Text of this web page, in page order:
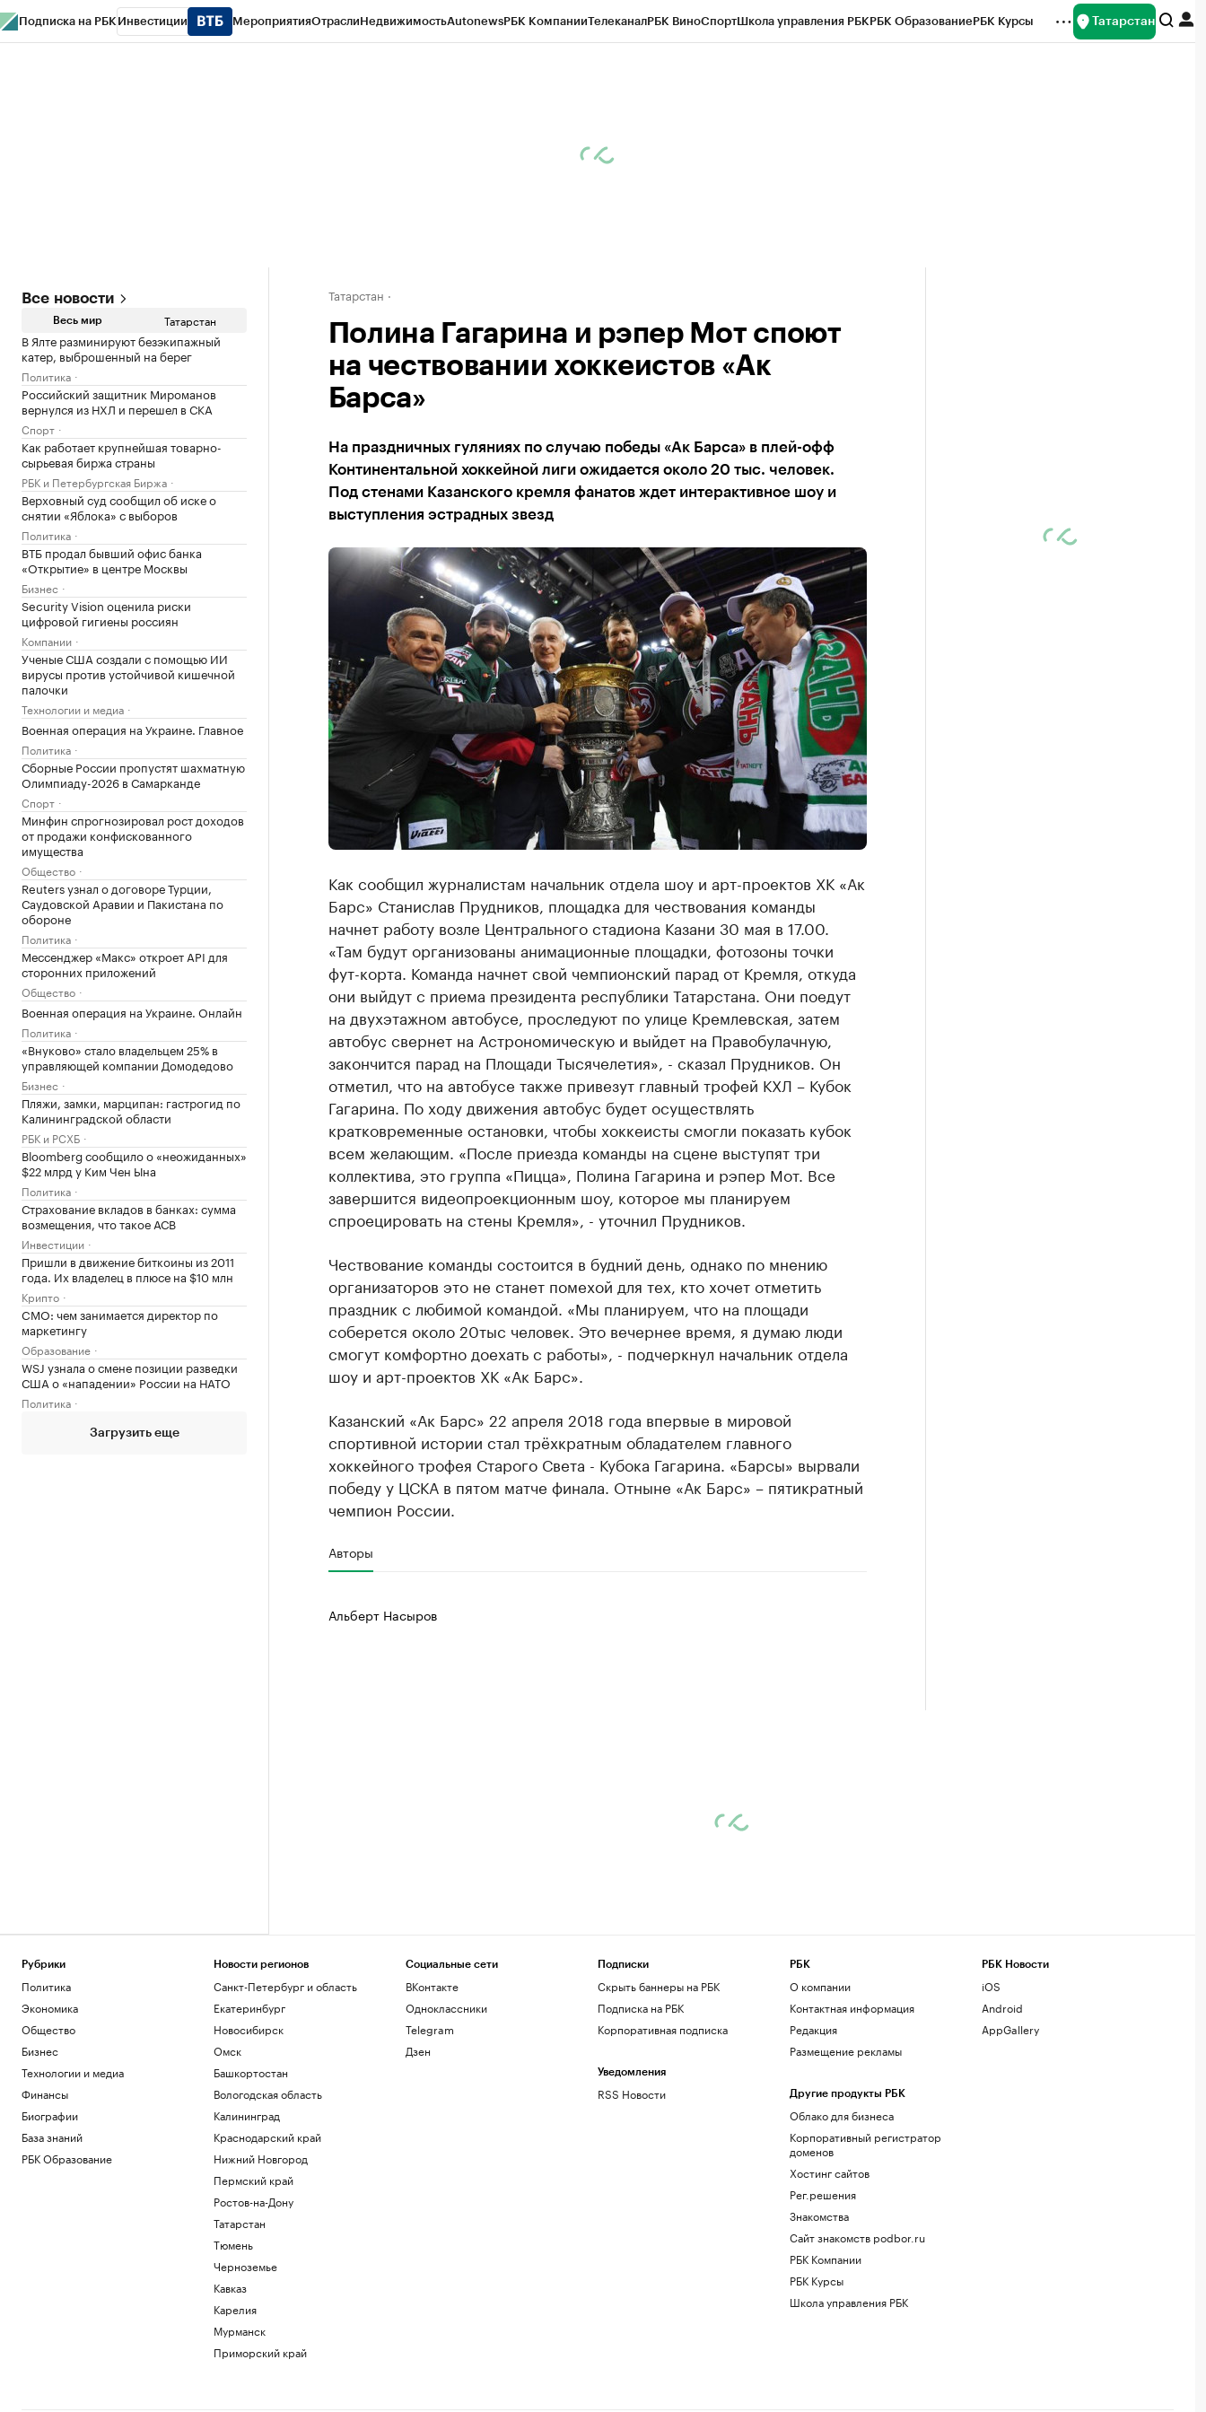
Подписка на РБК Инвестиции МероприятияОтраслиНедвижимостьAutonewsРБК КомпанииТелеканалРБК ВиноСпортШкола управления РБКРБК ОбразованиеРБК Курсы Татарстан
Все новости
Весь мир Татарстан
В Ялте разминируют безэкипажный
катер, выброшенный на берег
Политика
Российский защитник Мироманов
вернулся из НХЛ и перешел в СКА
Спорт
Как работает крупнейшая товарно-
сырьевая биржа страны
РБК и Петербургская Биржа
Верховный суд сообщил об иске о
снятии «Яблока» с выборов
Политика
ВТБ продал бывший офис банка
«Открытие» в центре Москвы
Бизнес
Security Vision оценила риски
цифровой гигиены россиян
Компании
Ученые США создали с помощью ИИ
вирусы против устойчивой кишечной
палочки
Технологии и медиа
Военная операция на Украине. Главное
Политика
Сборные России пропустят шахматную
Олимпиаду-2026 в Самарканде
Спорт
Минфин спрогнозировал рост доходов
от продажи конфискованного
имущества
Общество
Reuters узнал о договоре Турции,
Саудовской Аравии и Пакистана по
обороне
Политика
Мессенджер «Макс» откроет API для
сторонних приложений
Общество
Военная операция на Украине. Онлайн
Политика
«Внуково» стало владельцем 25% в
управляющей компании Домодедово
Бизнес
Пляжи, замки, марципан: гастрогид по
Калининградской области
РБК и РСХБ
Bloomberg сообщило о «неожиданных»
$22 млрд у Ким Чен Ына
Политика
Страхование вкладов в банках: сумма
возмещения, что такое АСВ
Инвестиции
Пришли в движение биткоины из 2011
года. Их владелец в плюсе на $10 млн
Крипто
CMO: чем занимается директор по
маркетингу
Образование
WSJ узнала о смене позиции разведки
США о «нападении» России на НАТО
Политика
Загрузить еще
Татарстан
Полина Гагарина и рэпер Мот споют
на чествовании хоккеистов «Ак
Барса»
На праздничных гуляниях по случаю победы «Ак Барса» в плей-офф
Континентальной хоккейной лиги ожидается около 20 тыс. человек.
Под стенами Казанского кремля фанатов ждет интерактивное шоу и
выступления эстрадных звезд
Как сообщил журналистам начальник отдела шоу и арт-проектов ХК «Ак
Барс» Станислав Прудников, площадка для чествования команды
начнет работу возле Центрального стадиона Казани 30 мая в 17.00.
«Там будут организованы анимационные площадки, фотозоны точки
фут-корта. Команда начнет свой чемпионский парад от Кремля, откуда
они выйдут с приема президента республики Татарстана. Они поедут
на двухэтажном автобусе, проследуют по улице Кремлевская, затем
автобус свернет на Астрономическую и выйдет на Правобулачную,
закончится парад на Площади Тысячелетия», - сказал Прудников. Он
отметил, что на автобусе также привезут главный трофей КХЛ – Кубок
Гагарина. По ходу движения автобус будет осуществлять
кратковременные остановки, чтобы хоккеисты смогли показать кубок
всем желающим. «После приезда команды на сцене выступят три
коллектива, это группа «Пицца», Полина Гагарина и рэпер Мот. Все
завершится видеопроекционным шоу, которое мы планируем
спроецировать на стены Кремля», - уточнил Прудников.
Чествование команды состоится в будний день, однако по мнению
организаторов это не станет помехой для тех, кто хочет отметить
праздник с любимой командой. «Мы планируем, что на площади
соберется около 20тыс человек. Это вечернее время, я думаю люди
смогут комфортно доехать с работы», - подчеркнул начальник отдела
шоу и арт-проектов ХК «Ак Барс».
Казанский «Ак Барс» 22 апреля 2018 года впервые в мировой
спортивной истории стал трёхкратным обладателем главного
хоккейного трофея Старого Света - Кубока Гагарина. «Барсы» вырвали
победу у ЦСКА в пятом матче финала. Отныне «Ак Барс» – пятикратный
чемпион России.
Авторы
Альберт Насыров
Рубрики
Политика
Экономика
Общество
Бизнес
Технологии и медиа
Финансы
Биографии
База знаний
РБК Образование
Новости регионов
Санкт-Петербург и область
Екатеринбург
Новосибирск
Омск
Башкортостан
Вологодская область
Калининград
Краснодарский край
Нижний Новгород
Пермский край
Ростов-на-Дону
Татарстан
Тюмень
Черноземье
Кавказ
Карелия
Мурманск
Приморский край
Социальные сети
ВКонтакте
Одноклассники
Telegram
Дзен
Подписки
Скрыть баннеры на РБК
Подписка на РБК
Корпоративная подписка
Уведомления
RSS Новости
РБК
О компании
Контактная информация
Редакция
Размещение рекламы
Другие продукты РБК
Облако для бизнеса
Корпоративный регистратор
доменов
Хостинг сайтов
Рег.решения
Знакомства
Сайт знакомств podbor.ru
РБК Компании
РБК Курсы
Школа управления РБК
РБК Новости
iOS
Android
AppGallery